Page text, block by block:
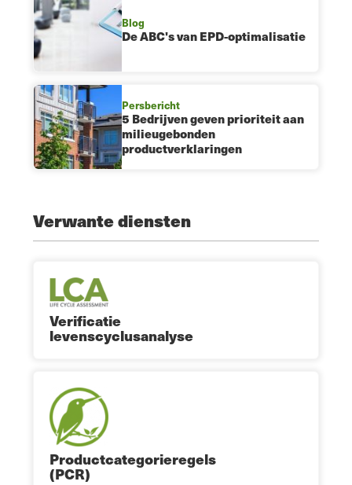
Blog
De ABC's van EPD-optimalisatie
Persbericht
5 Bedrijven geven prioriteit aan
milieugebonden
productverklaringen
Verwante diensten
Verificatie
levenscyclusanalyse
Productcategorieregels
(PCR)